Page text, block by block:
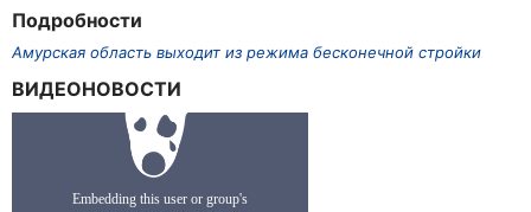
Подробности
Амурская область выходит из режима бесконечной стройки
ВИДЕОНОВОСТИ